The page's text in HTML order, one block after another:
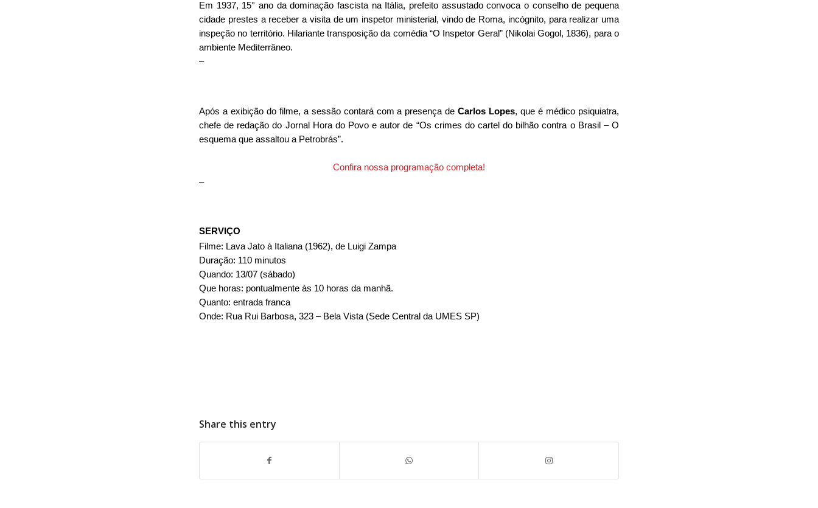
Em 1937, 15° ano da dominação fascista na Itália, prefeito assustado convoca o conselho de pequena
cidade prestes a receber a visita de um inspetor ministerial, vindo de Roma, incógnito, para realizar uma
inspeção no território. Hilariante transposição da comédia “O Inspetor Geral” (Nikolai Gogol, 1836), para o
ambiente Mediterrâneo.
–
Após a exibição do filme, a sessão contará com a presença de Carlos Lopes, que é médico psiquiatra,
chefe de redação do Jornal Hora do Povo e autor de “Os crimes do cartel do bilhão contra o Brasil – O
esquema que assaltou a Petrobrás”.
Confira nossa programação completa!
–
SERVIÇO
Filme: Lava Jato à Italiana (1962), de Luigi Zampa
Duração: 110 minutos
Quando: 13/07 (sábado)
Que horas: pontualmente às 10 horas da manhã.
Quanto: entrada franca
Onde: Rua Rui Barbosa, 323 – Bela Vista (Sede Central da UMES SP)
Share this entry